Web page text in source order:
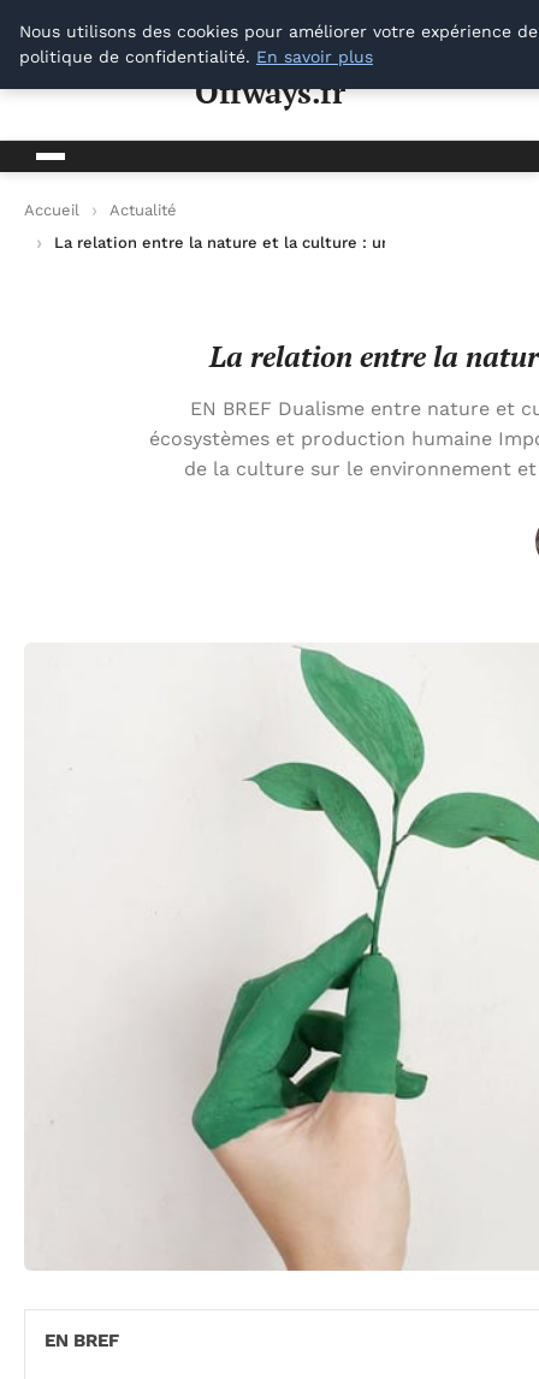
Offways.fr
Offways.fr
Accueil
Actualité
La relation entre la nature et la culture : un équilibre à
La relation entre la
EN BREF Dualisme entre nature et
écosystèmes et production humaine
de la culture sur le environnement
EN BREF
Nous utilisons des cookies pour améliorer votre expérience
politique de confidentialité. En savoir plus